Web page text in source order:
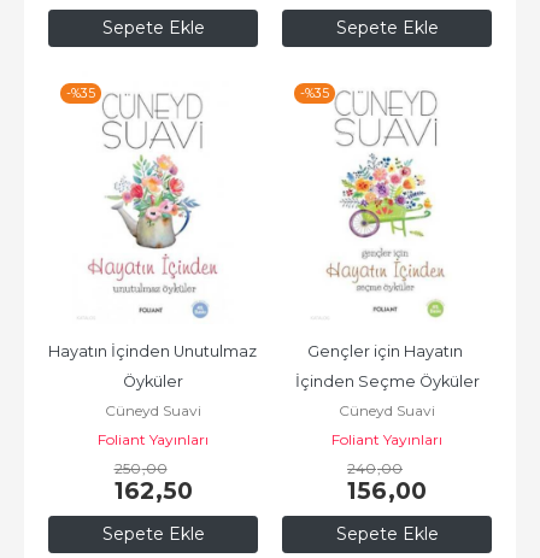
Sepete Ekle Sepete Ekle
-%35
Sepete Ekle
Hayatın İçinden Unutulmaz
Öyküler
Cüneyd Suavi
Foliant Yayınları
250,00
162,50
-%35
Sepete Ekle
Gençler için Hayatın
İçinden Seçme Öyküler
Cüneyd Suavi
Foliant Yayınları
240,00
156,00